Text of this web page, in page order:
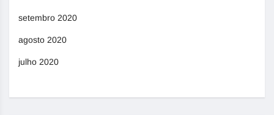
setembro 2020
agosto 2020
julho 2020